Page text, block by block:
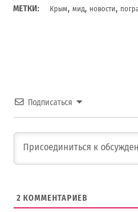
МЕТКИ: Крым,мид, новости,
Подписаться
2 КОММЕНТАРИЕВ